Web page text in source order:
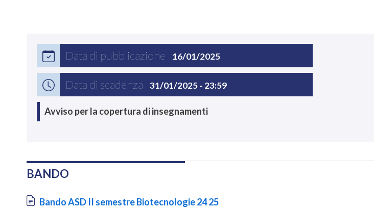
Data di pubblicazione 16/01/2025
Data di scadenza 31/01/2025 - 23:59
Avviso per la copertura di insegnamenti
BANDO
Document
Bando ASD II semestre Biotecnologie 24 25